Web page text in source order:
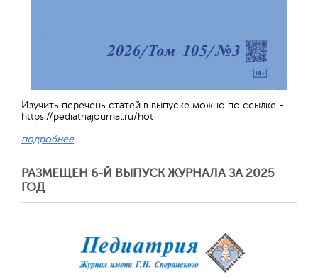
Изучить перечень статей в выпуске можно по ссылке -
https://pediatriajournal.ru/hot
подробнее
РАЗМЕЩЕН 6-Й ВЫПУСК ЖУРНАЛА ЗА 2025
ГОД